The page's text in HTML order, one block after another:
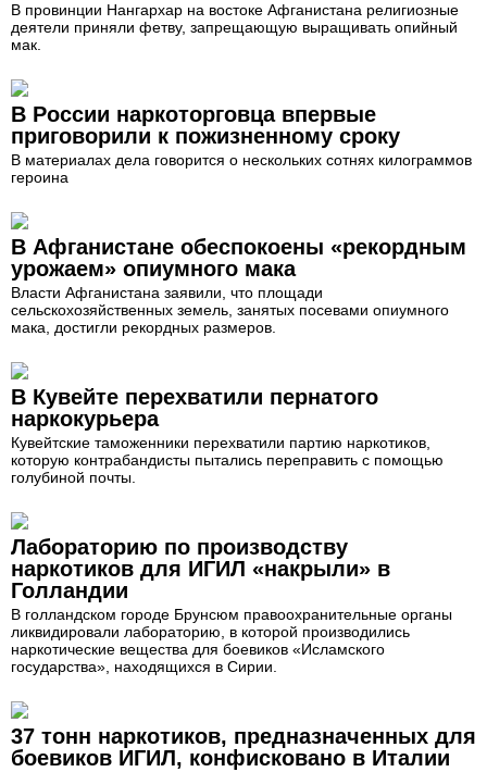
В провинции Нангархар на востоке Афганистана религиозные
деятели приняли фетву, запрещающую выращивать опийный
мак.
В России наркоторговца впервые
приговорили к пожизненному сроку
В материалах дела говорится о нескольких сотнях килограммов
героина
В Афганистане обеспокоены «рекордным
урожаем» опиумного мака
Власти Афганистана заявили, что площади
сельскохозяйственных земель, занятых посевами опиумного
мака, достигли рекордных размеров.
В Кувейте перехватили пернатого
наркокурьера
Кувейтские таможенники перехватили партию наркотиков,
которую контрабандисты пытались переправить с помощью
голубиной почты.
Лабораторию по производству
наркотиков для ИГИЛ «накрыли» в
Голландии
В голландском городе Брунсюм правоохранительные органы
ликвидировали лабораторию, в которой производились
наркотические вещества для боевиков «Исламского
государства», находящихся в Сирии.
37 тонн наркотиков, предназначенных для
боевиков ИГИЛ, конфисковано в Италии